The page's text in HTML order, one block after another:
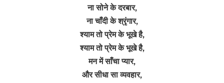
ना सोने के दरबार,
ना चाँदी के श्रृंगार,
श्याम तो प्रेम के भूखे है,
श्याम तो प्रेम के भूखे है,
मन में साँचा प्यार,
और सीधा सा व्यवहार,